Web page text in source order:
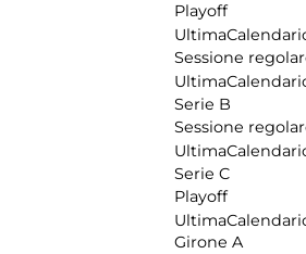
Playoff
Ultima
Sessione
Ultima
Serie B
Sessione
Ultima
Serie C
Playoff
Ultima
Girone A